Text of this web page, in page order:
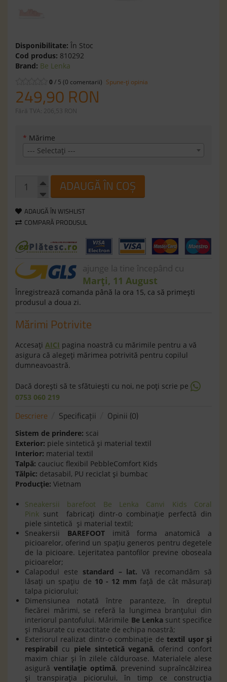
Disponibilitate: În Stoc
Cod produs: 810292
Brand: Be Lenka
0/ 5 (0 comentarii) Spune-ţi opinia
249,90 RON
Fără TVA: 206,53 RON
* Mărime
--- Selectaţi ---
ADAUGĂ ÎN COȘ
ADAUGĂ ÎN WISHLIST
COMPARĂ PRODUSUL
ajunge la tine începând cu
Marți, 11 August
Înregistrează comanda până la ora 15, ca să primeşti
produsul a doua zi.
Mărimi Potrivite
Accesaţi AICI pagina noastră cu mărimile pentru a vă
asigura că alegeţi mărimea potrivită pentru copilul
dumneavoastră.
Dacă doreşti să te sfătuieşti cu noi, ne poţi scrie pe
0753 060 219
Descriere Specificaţii Opinii (0)
Sistem de prindere: scai
Exterior: piele sintetică și material textil
Interior: material textil
Talpă: cauciuc flexibil PebbleComfort Kids
Tălpic: detasabil, PU reciclat și bumbac
Producție: Vietnam
Sneakersii barefoot Be Lenka Canvi Kids Coral
Pink sunt fabricaţi dintr-o combinaţie perfectă din
piele sintetică și material textil;
Sneakersii BAREFOOT imită forma anatomică a
picioarelor, oferind un spațiu generos pentru degetele
de la picioare. Lejeritatea pantofilor previne oboseala
picioarelor;
Calapodul este standard – lat. Vă recomandăm să
lăsaţi un spaţiu de 10 - 12 mm faţă de cât măsuraţi
talpa piciorului;
Dimensiunea notată între paranteze, în dreptul
fiecărei mărimi, se referă la lungimea branţului din
interiorul pantofului. Mărimile Be Lenka sunt specifice
şi măsurate cu exactitate de echipa noastră;
Exteriorul realizat dintr-o combinație de textil ușor și
respirabil cu piele sintetică vegană, oferind confort
maxim chiar și în zilele călduroase. Materialele alese
asigură ventilație optimă, prevenind supraîncălzirea
și transpirația piciorului, în timp ce construcția